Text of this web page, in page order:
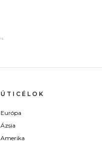
ÚTICÉLOK
Európa
Ázsia
Amerika